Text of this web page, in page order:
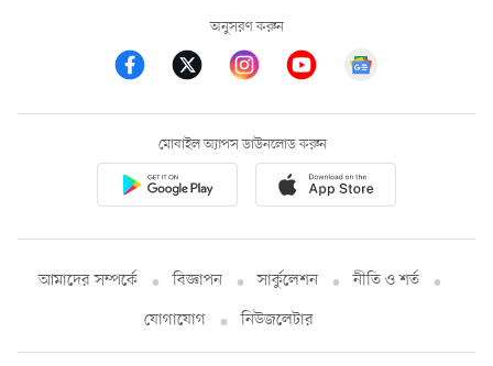
অনুসরণ করুন
মোবাইল অ্যাপস ডাউনলোড করুন
আমাদের সম্পর্কে বিজ্ঞাপন সার্কুলেশন
নীতি ও শর্ত
যোগাযোগ
নিউজলেটার